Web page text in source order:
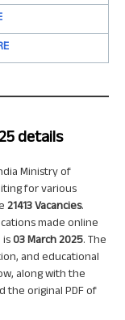
details
Ministry of
for various
21413 Vacancies.
made online
03 March 2025. The
and educational
along with the
the original PDF of